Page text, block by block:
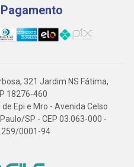
321 Jardim NS Fátima,
18276-460
Epi e Mro - Avenida Celso
SP - CEP 03.063-000 -
0001-94